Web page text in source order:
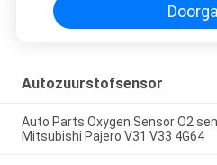
Autozuurstofsensor
Auto Parts Oxygen Sensor O2
Mitsubishi Pajero V31 V33 4G64